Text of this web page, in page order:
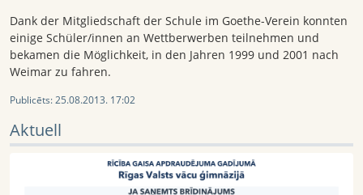
Dank der Mitgliedschaft der Schule im Goethe-Verein konnten
einige Schüler/innen an Wettberwerben teilnehmen und
bekamen die Möglichkeit, in den Jahren 1999 und 2001 nach
Weimar zu fahren.
Publicēts:25.08.2013. 17:02
Aktuell